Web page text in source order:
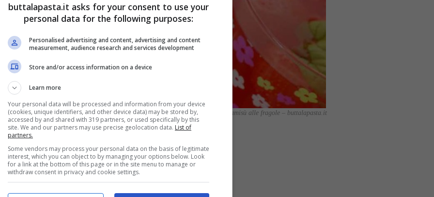
Il dolcetto facile e veloce di oggi è il tiramisù alle fragole – buttalapasta.it
a scoprire quali sono gli ingredienti che
in basso troverete anche la ricetta completa
passo.
buttalapasta.it asks for your consent to use your
personal data for the following purposes:
Personalised advertising and content, advertising and content
measurement, audience research and services development
Store and/or access information on a device
Learn more
Your personal data will be processed and information from your device
(cookies, unique identifiers, and other device data) may be stored by,
accessed by and shared with 319 partners, or used specifically by this
site. We and our partners may use precise geolocation data. List of
partners.
Some vendors may process your personal data on the basis of legitimate
interest, which you can object to by managing your options below. Look
for a link at the bottom of this page or in the site menu to manage or
withdraw consent in privacy and cookie settings.